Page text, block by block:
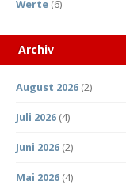
Werte (6)
Archiv
August 2026 (2)
Juli 2026 (4)
Juni 2026 (2)
Mai 2026 (4)